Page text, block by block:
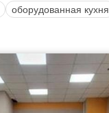
оборудованная кухня